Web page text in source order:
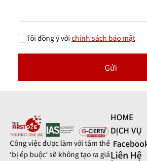
Tôi đồng ý với chính sách bảo mật
Công việc được làm với tâm thế
‘bị ép buộc’ sẽ không tạo ra giá
HOME
DỊCH VỤ
Liên Hệ